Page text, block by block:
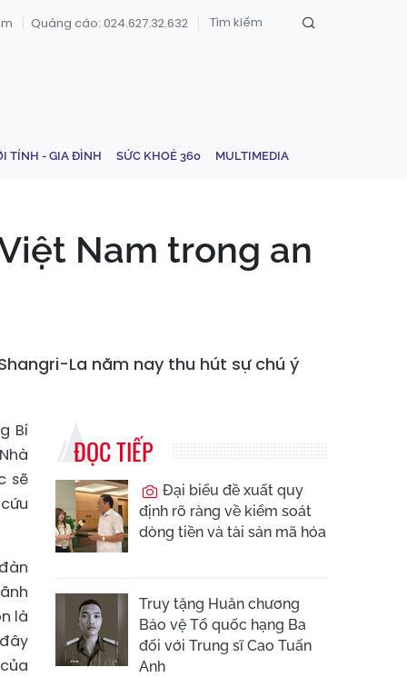
Quảng cáo: 024.627.32.632
TÍNH - GIA ĐÌNH SỨC KHOẺ 360 MULTIMEDIA
Nam trong an
La năm nay thu hút sự chú ý
Bí
sẽ
là
ĐỌC TIẾP
Đại biểu đề xuất quy
định rõ ràng về kiểm soát
dòng tiền và tài sản mã hóa
Truy tặng Huân chương
Bảo vệ Tổ quốc hạng Ba
đối với Trung sĩ Cao Tuấn
Anh